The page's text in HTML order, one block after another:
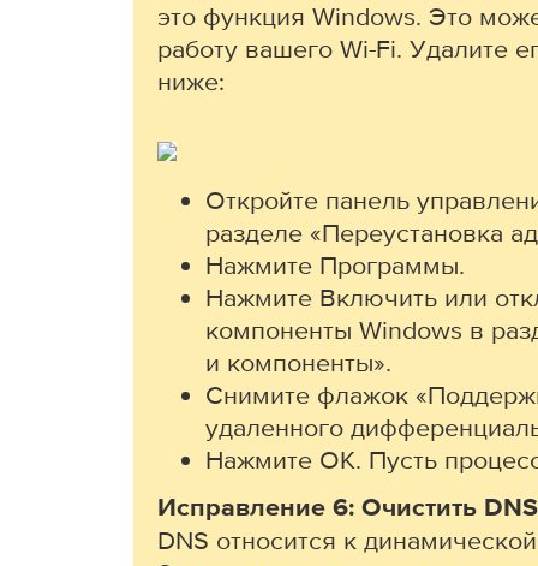
это функция Windows. Это
работу вашего Wi-Fi. Удалите
ниже:
Откройте панель
разделе «Переустановка
Нажмите Программы.
Нажмите Включить или
компоненты Windows в
и компоненты».
Снимите флажок
удаленного
Нажмите ОК. Пусть
Исправление 6: Очистить DNS
DNS относится к